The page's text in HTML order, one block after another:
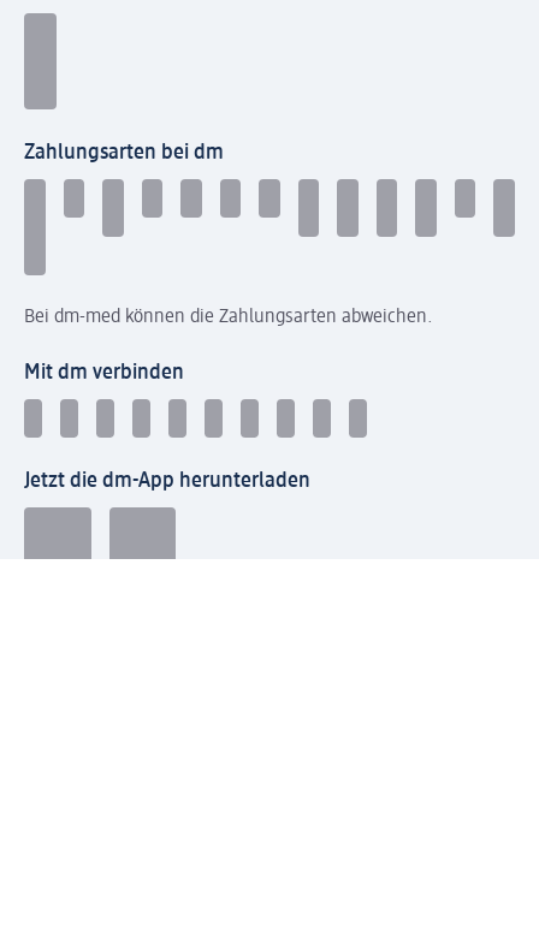
Zahlungsarten bei dm
Bei dm-med können die Zahlungsarten abweichen.
Mit dm verbinden
Jetzt die dm-App herunterladen